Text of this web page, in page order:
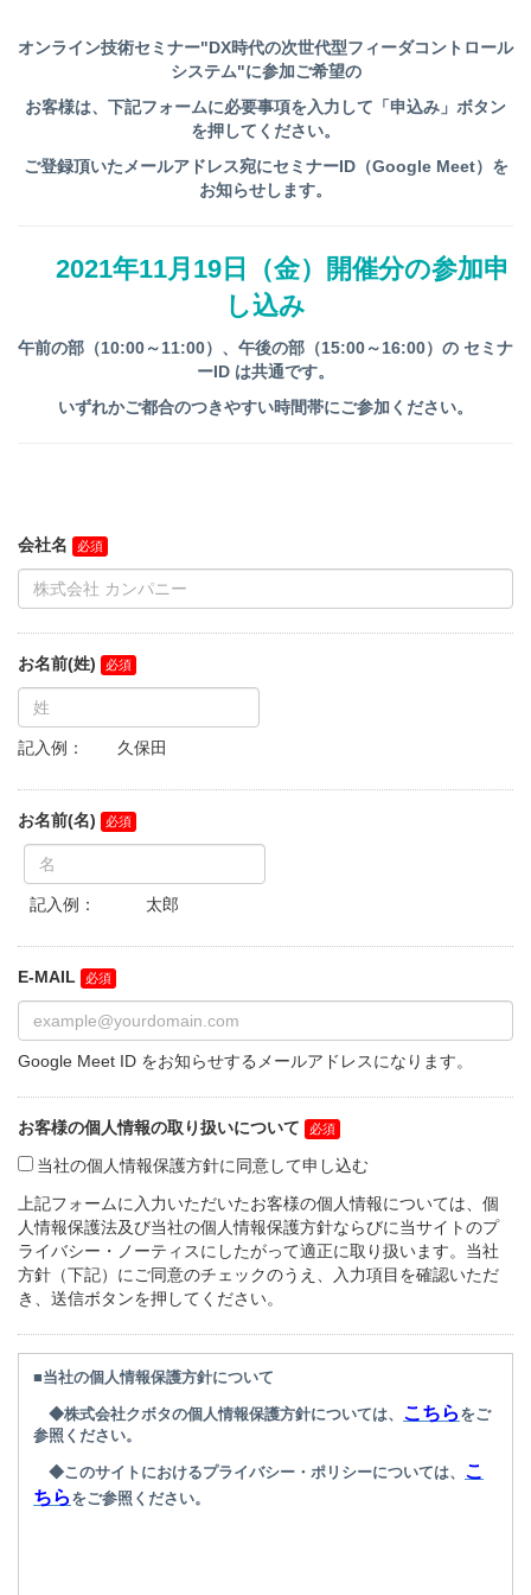
オンライン技術セミナー"DX時代の次世代型フィーダコントロール
システム"に参加ご希望の
お客様は、下記フォームに必要事項を入力して「申込み」ボタン
を押してください。
ご登録頂いたメールアドレス宛にセミナーID（Google Meet）を
お知らせします。
2021年11月19日（金）開催分の参加申
し込み
午前の部（10:00～11:00）、午後の部（15:00～16:00）の セミナ
ーID は共通です。
いずれかご都合のつきやすい時間帯にご参加ください。
会社名
お名前(姓)
記入例： 久保田
お名前(名)
記入例： 太郎
E-MAIL
Google Meet ID をお知らせするメールアドレスになります。
お客様の個人情報の取り扱いについて
当社の個人情報保護方針に同意して申し込む
上記フォームに入力いただいたお客様の個人情報については、個
人情報保護法及び当社の個人情報保護方針ならびに当サイトのプ
ライバシー・ノーティスにしたがって適正に取り扱います。当社
方針（下記）にご同意のチェックのうえ、入力項目を確認いただ
き、送信ボタンを押してください。
■当社の個人情報保護方針について
◆株式会社クボタの個人情報保護方針については、 こちら をご
参照ください。
◆このサイトにおけるプライバシー・ポリシーについては、 こ
ちら をご参照ください。